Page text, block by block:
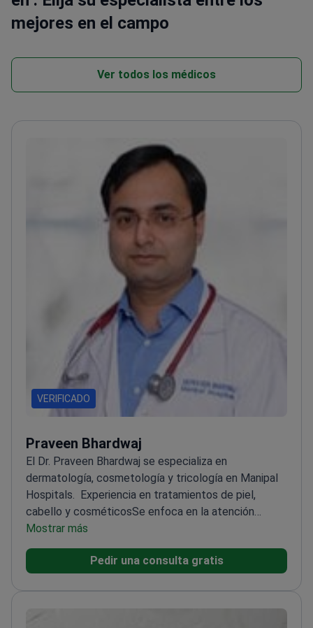
mejores en el campo
Ver todos los médicos
VERIFICADO
Praveen Bhardwaj
El Dr. Praveen Bhardwaj se especializa en
dermatología, cosmetología y tricología en Manipal
Hospitals. Experiencia en tratamientos de piel,
cabello y cosméticosSe enfoca en la atención
personalizada de cada paciente
asociaciones profesionales de dermatología y
cosmetología
Mostrar más
Pedir una consulta gratis